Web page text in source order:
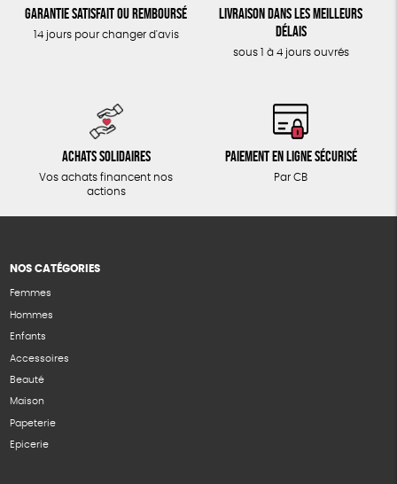
Garantie satisfait ou remboursé
14 jours pour changer d'avis
Livraison dans les meilleurs
délais
sous 1 à 4 jours ouvrés
Achats solidaires
Vos achats financent nos
actions
Paiement en ligne sécurisé
Par CB
NOS CATÉGORIES
Femmes
Hommes
Enfants
Accessoires
Beauté
Maison
Papeterie
Epicerie